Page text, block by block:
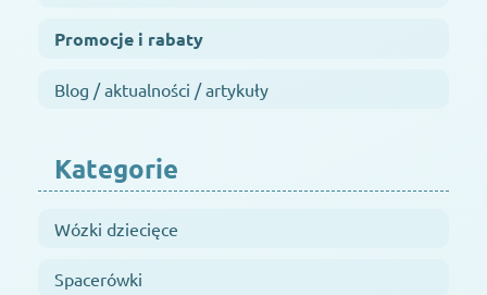
Promocje i rabaty
Blog / aktualności / artykuły
Kategorie
Wózki dziecięce
Spacerówki